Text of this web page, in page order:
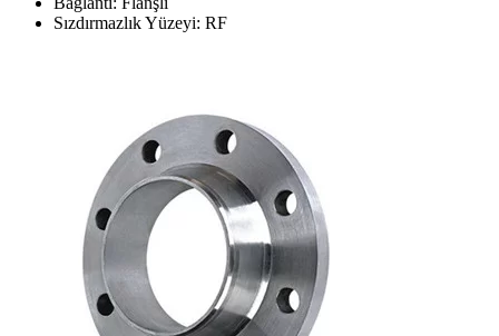
Sızdırmazlık Yüzeyi: RF